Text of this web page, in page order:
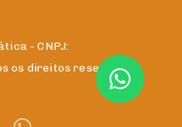
- CNPJ:
os direitos reservados.